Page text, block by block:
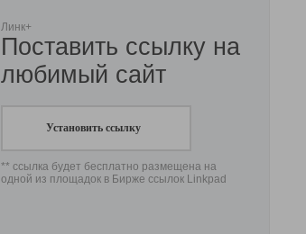
Линк+
Поставить ссылку на
любимый сайт
Установить ссылку
** ссылка будет бесплатно размещена на
одной из площадок в Бирже ссылок Linkpad